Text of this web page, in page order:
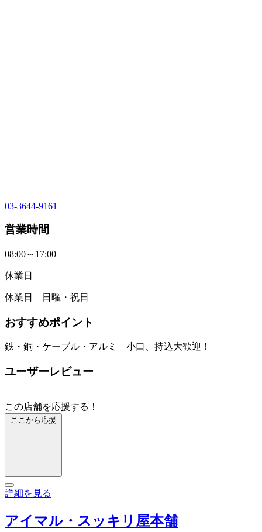
03-3644-9161
営業時間
08:00～17:00
休業日
休業日 日曜・祝日
おすすめポイント
鉄・銅・ケーブル・アルミ 小口、持込大歓迎！
ユーザーレビュー
この店舗を応援する！
ここから応援
詳細を見る
アイマル・スッキリ屋本舗